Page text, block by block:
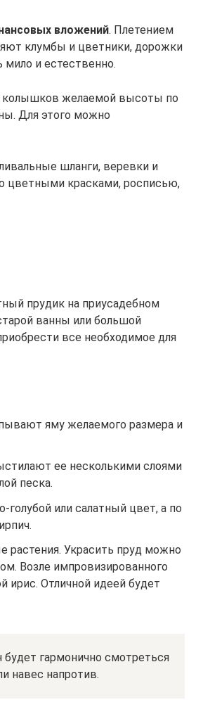
вложений. Плетением
клумбы и цветники, дорожки
мило и естественно.
колышков желаемой высоты по
Для этого можно
шланги, веревки и
цветными красками, росписью,
прудик на приусадебном
ванны или большой
все необходимое для
яму желаемого размера и
ее несколькими слоями
песка.
или салатный цвет, а по
Украсить пруд можно
Возле импровизированного
ирис. Отличной идеей будет
будет гармонично смотреться
навес напротив.